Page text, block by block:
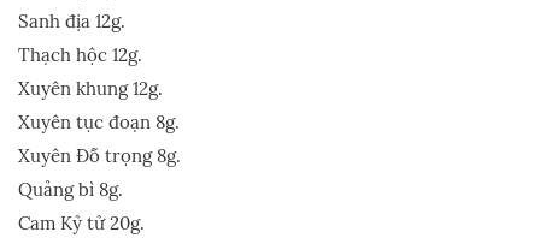
Sanh địa 12g.
Thạch hộc 12g.
Xuyên khung 12g.
Xuyên tục đoạn 8g.
Xuyên Đỗ trọng 8g.
Quảng bì 8g.
Cam Kỷ tử 20g.